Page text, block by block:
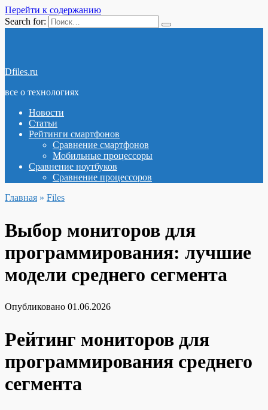
Перейти к содержанию
Search for:
Dfiles.ru
все о технологиях
Новости
Статьи
Рейтинги смартфонов
Сравнение смартфонов
Мобильные процессоры
Сравнение ноутбуков
Сравнение процессоров
Главная » Files
Выбор мониторов для
программирования: лучшие
модели среднего сегмента
Опубликовано 01.06.2026
Рейтинг мониторов для
программирования среднего
сегмента